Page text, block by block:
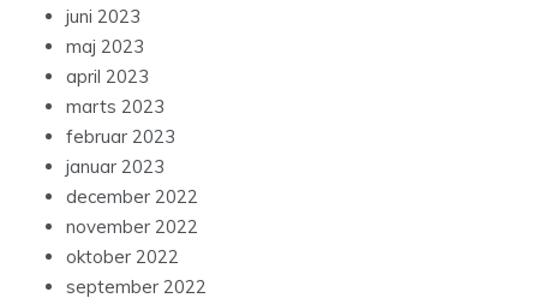
juni 2023
maj 2023
april 2023
marts 2023
februar 2023
januar 2023
december 2022
november 2022
oktober 2022
september 2022